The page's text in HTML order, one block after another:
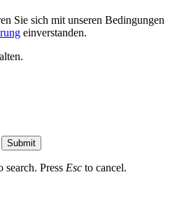
Sie sich mit unseren Bedingungen
einverstanden.
Submit
search. Press Esc to cancel.